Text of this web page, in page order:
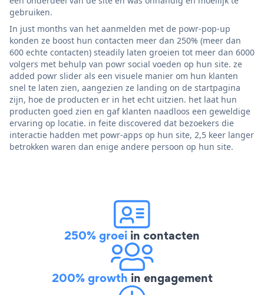
gebruiken.
In just months van het aanmelden met de powr-pop-up
konden ze boost hun contacten meer dan 250% (meer dan
600 echte contacten) steadily laten groeien tot meer dan 6000
volgers met behulp van powr social voeden op hun site. ze
added powr slider als een visuele manier om hun klanten
snel te laten zien, aangezien ze landing on de startpagina
zijn, hoe de producten er in het echt uitzien. het laat hun
producten goed zien en gaf klanten naadloos een geweldige
ervaring op locatie. in feite discovered dat bezoekers die
interactie hadden met powr-apps op hun site, 2,5 keer langer
betrokken waren dan enige andere persoon op hun site.
250% groei in contacten
200% growth in engagement